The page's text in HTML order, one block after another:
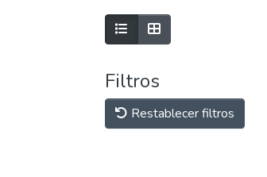
Filtros
Restablecer filtros